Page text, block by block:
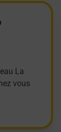
La
vous